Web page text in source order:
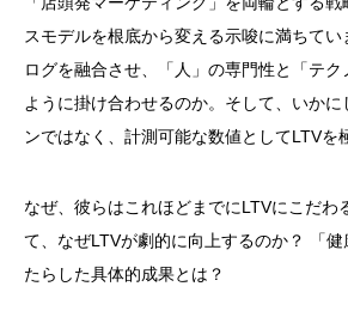
スモデルを根底から変える示唆に満ちて
ログを融合させ、「人」の専門性と「テ
ように掛け合わせるのか。そして、いか
ンではなく、計測可能な数値としてLTVを
なぜ、彼らはこれほどまでにLTVにこだわ
て、なぜLTVが劇的に向上するのか？ 「
たらした具体的成果とは？